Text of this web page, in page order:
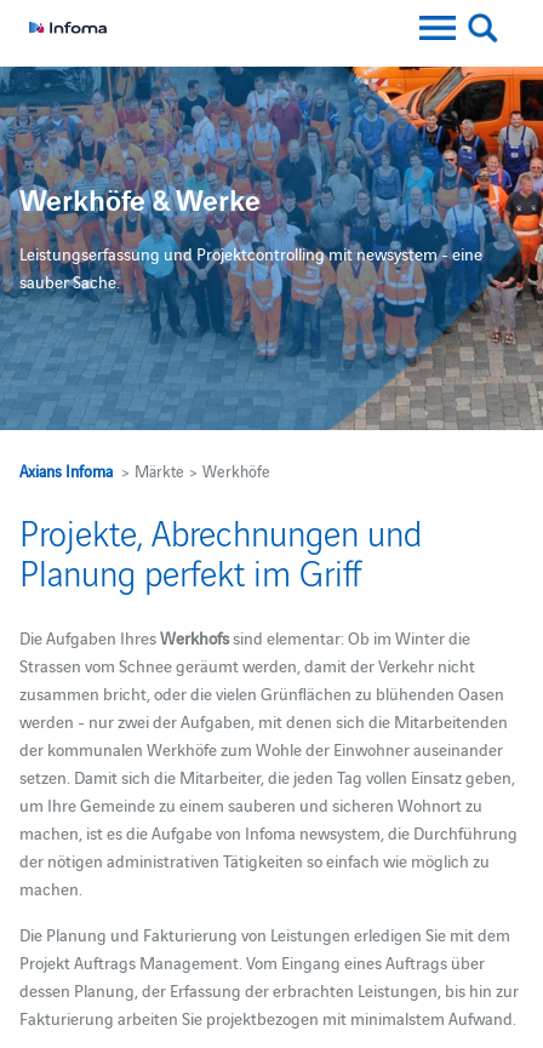
Werkhöfe & Werke
Leistungserfassung und Projektcontrolling mit newsystem - eine
sauber Sache.
Axians Infoma> Märkte > Werkhöfe
Projekte, Abrechnungen und
Planung perfekt im Griff
Die Aufgaben IhresWerkhofssind elementar: Ob im Winter die
Strassen vom Schnee geräumt werden, damit der Verkehr nicht
zusammen bricht, oder die vielen Grünflächen zu blühenden Oasen
werden - nur zwei der Aufgaben, mit denen sich die Mitarbeitenden
der kommunalen Werkhöfe zum Wohle der Einwohner auseinander
setzen. Damit sich die Mitarbeiter, die jeden Tag vollen Einsatz geben,
um Ihre Gemeinde zu einem sauberen und sicheren Wohnort zu
machen, ist es die Aufgabe von Infoma newsystem, die Durchführung
der nötigen administrativen Tätigkeiten so einfach wie möglich zu
machen.
Die Planung und Fakturierung von Leistungen erledigen Sie mit dem
Projekt Auftrags Management. Vom Eingang eines Auftrags über
dessen Planung, der Erfassung der erbrachten Leistungen, bis hin zur
Fakturierung arbeiten Sie projektbezogen mit minimalstem Aufwand.